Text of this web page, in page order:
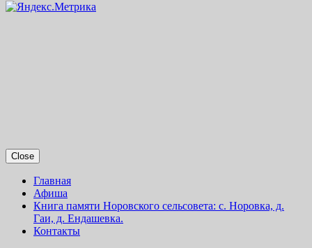
Close
Главная
Афиша
Книга памяти Норовского сельсовета: с. Норовка, д.
Гаи, д. Ендашевка.
Контакты